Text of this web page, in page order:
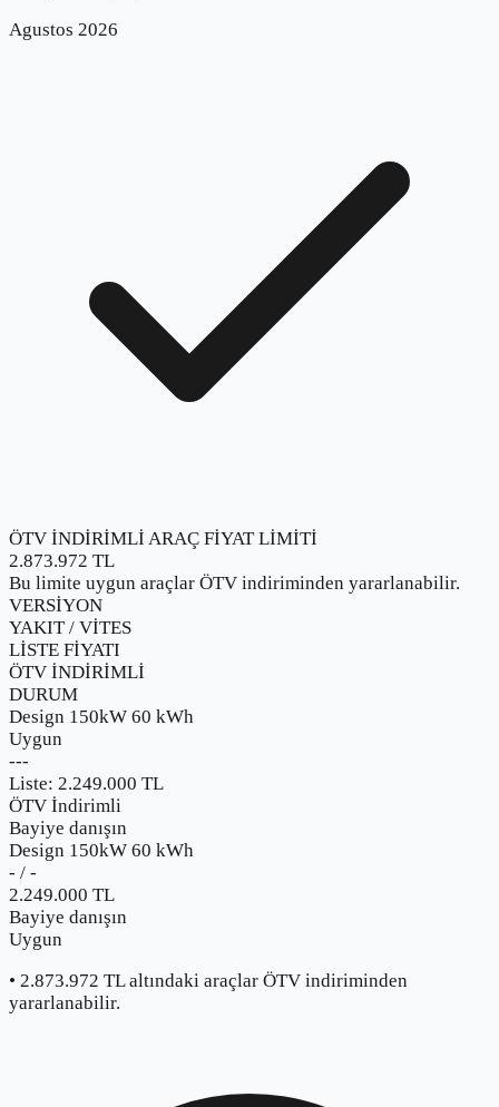
Agustos 2026
ÖTV İNDİRİMLİ ARAÇ FİYAT LİMİTİ
2.873.972 TL
Bu limite uygun araçlar ÖTV indiriminden yararlanabilir.
VERSİYON
YAKIT / VİTES
LİSTE FİYATI
ÖTV İNDİRİMLİ
DURUM
Design 150kW 60 kWh
Uygun
---
Liste: 2.249.000 TL
ÖTV İndirimli
Bayiye danışın
Design 150kW 60 kWh
- / -
2.249.000 TL
Bayiye danışın
Uygun
• 2.873.972 TL altındaki araçlar ÖTV indiriminden
yararlanabilir.